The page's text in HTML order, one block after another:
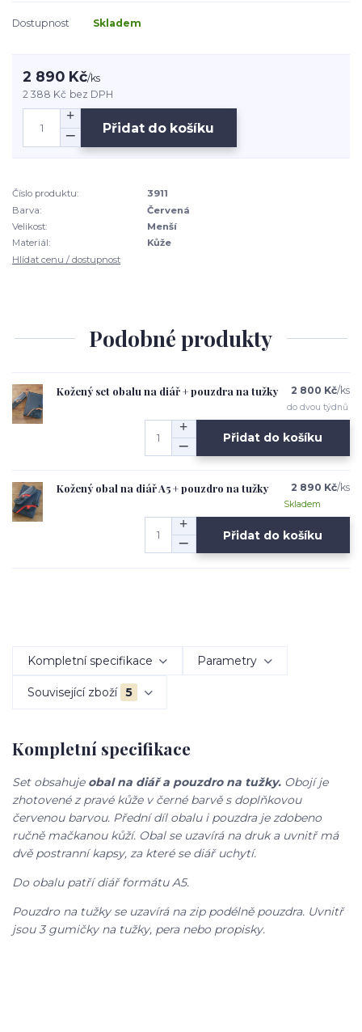
Dostupnost Skladem
2 890 Kč/ks
2 388 Kč bez DPH
Přidat do košíku
Číslo produktu:
3911
Barva:
Červená
Velikost:
Menší
Materiál:
Kůže
Hlídat cenu / dostupnost
Podobné produkty
Kožený set obalu na diář + pouzdra na tužky 2 800 Kč/ks
do dvou týdnů
Přidat do košíku
Kožený obal na diář A5 + pouzdro na tužky 2 890 Kč/ks
Skladem
Přidat do košíku
Kompletní specifikace Parametry
Související zboží 5
Kompletní specifikace
Set obsahuje obal na diář a pouzdro na tužky. Obojí je
zhotovené z pravé kůže v černé barvě s doplňkovou
červenou barvou. Přední díl obalu i pouzdra je zdobeno
ručně mačkanou kůží. Obal se uzavírá na druk a uvnitř má
dvě postranní kapsy, za které se diář uchytí.
Do obalu patří diář formátu A5.
Pouzdro na tužky se uzavírá na zip podélně pouzdra. Uvnitř
jsou 3 gumičky na tužky, pera nebo propisky.